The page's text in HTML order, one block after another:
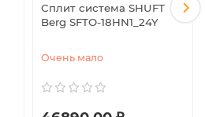
Сплит система SHUFT
Berg SFTO-18HN1_24Y
Очень мало